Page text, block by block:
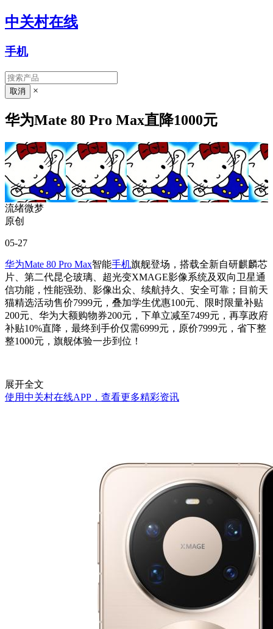
中关村在线
手机
×
华为Mate 80 Pro Max直降1000元
流绪微梦
原创
05-27
华为Mate 80 Pro Max智能手机旗舰登场，搭载全新自研麒麟芯
片、第二代昆仑玻璃、超光变XMAGE影像系统及双向卫星通
信功能，性能强劲、影像出众、续航持久、安全可靠；目前天
猫精选活动售价7999元，叠加学生优惠100元、限时限量补贴
200元、华为大额购物券200元，下单立减至7499元，再享政府
补贴10%直降，最终到手价仅需6999元，原价7999元，省下整
整1000元，旗舰体验一步到位！
展开全文
使用中关村在线APP，查看更多精彩资讯